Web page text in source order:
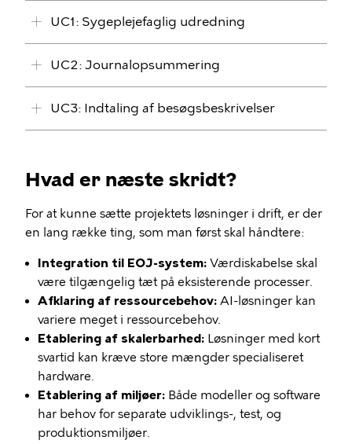
UC1: Sygeplejefaglig udredning
UC2: Journalopsummering
UC3: Indtaling af besøgsbeskrivelser
Hvad er næste skridt?
For at kunne sætte projektets løsninger i drift, er der
en lang række ting, som man først skal håndtere:
Integration til EOJ-system: Værdiskabelse skal
være tilgængelig tæt på eksisterende processer.
Afklaring af ressourcebehov: AI-løsninger kan
variere meget i ressourcebehov.
Etablering af skalerbarhed: Løsninger med kort
svartid kan kræve store mængder specialiseret
hardware.
Etablering af miljøer: Både modeller og software
har behov for separate udviklings-, test, og
produktionsmiljøer.